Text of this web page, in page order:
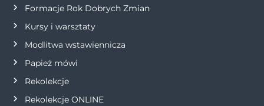
p
i
s
u
Formacje Rok Dobrych Zmian
Kursy i warsztaty
Modlitwa wstawiennicza
Papież mówi
Rekolekcje
Rekolekcje ONLINE